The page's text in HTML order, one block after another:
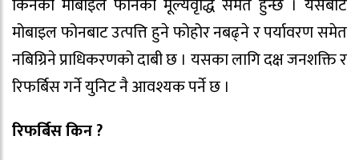
किनेको मोबाइल फोनको मूल्यवृद्धि समेत हुन्छ । यसबाट
मोबाइल फोनबाट उत्पत्ति हुने फोहोर नबढ्ने र पर्यावरण समेत
नबिग्रिने प्राधिकरणको दाबी छ । यसका लागि दक्ष जनशक्ति र
रिफर्बिस गर्ने युनिट नै आवश्यक पर्ने छ ।
रिफर्बिस किन ?